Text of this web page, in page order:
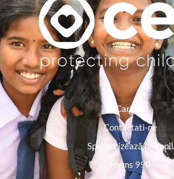
Cariere
Contactati-ne
Sponsorizează un copil
Forms 990